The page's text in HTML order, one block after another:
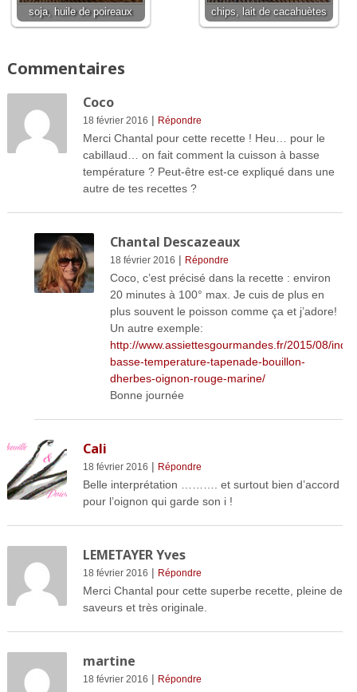
soja, huile de poireaux
chips, lait de cacahuètes
Commentaires
Coco
18 février 2016 | Répondre
Merci Chantal pour cette recette ! Heu… pour le
cabillaud… on fait comment la cuisson à basse
température ? Peut-être est-ce expliqué dans une
autre de tes recettes ?
Chantal Descazeaux
18 février 2016 | Répondre
Coco, c’est précisé dans la recette : environ
20 minutes à 100° max. Je cuis de plus en
plus souvent le poisson comme ça et j’adore!
Un autre exemple:
http://www.assiettesgourmandes.fr/2015/08/
basse-temperature-tapenade-bouillon-
dherbes-oignon-rouge-marine/
Bonne journée
Cali
18 février 2016 | Répondre
Belle interprétation ………. et surtout bien d’accord
pour l’oignon qui garde son i !
LEMETAYER Yves
18 février 2016 | Répondre
Merci Chantal pour cette superbe recette, pleine de
saveurs et très originale.
martine
18 février 2016 | Répondre